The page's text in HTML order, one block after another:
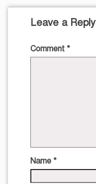
Leave a Reply
Comment *
Name *